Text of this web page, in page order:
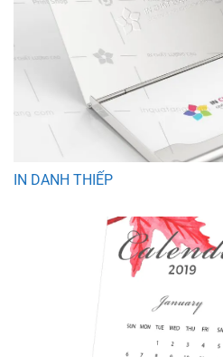
IN DANH THIẾP